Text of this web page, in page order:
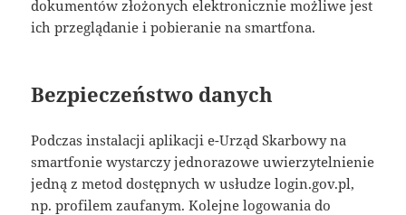
dokumentów złożonych elektronicznie możliwe jest
ich przeglądanie i pobieranie na smartfona.
Bezpieczeństwo danych
Podczas instalacji aplikacji e-Urząd Skarbowy na
smartfonie wystarczy jednorazowe uwierzytelnienie
jedną z metod dostępnych w usłudze login.gov.pl,
np. profilem zaufanym. Kolejne logowania do